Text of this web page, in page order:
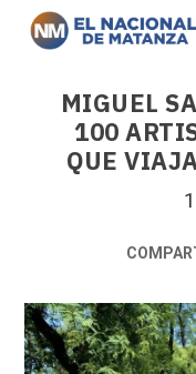
MIGUEL
100
QUE